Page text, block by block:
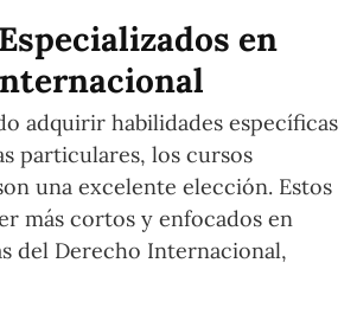
en
adquirir habilidades específicas
particulares, los cursos
una excelente elección. Estos
más cortos y enfocados en
del Derecho Internacional,